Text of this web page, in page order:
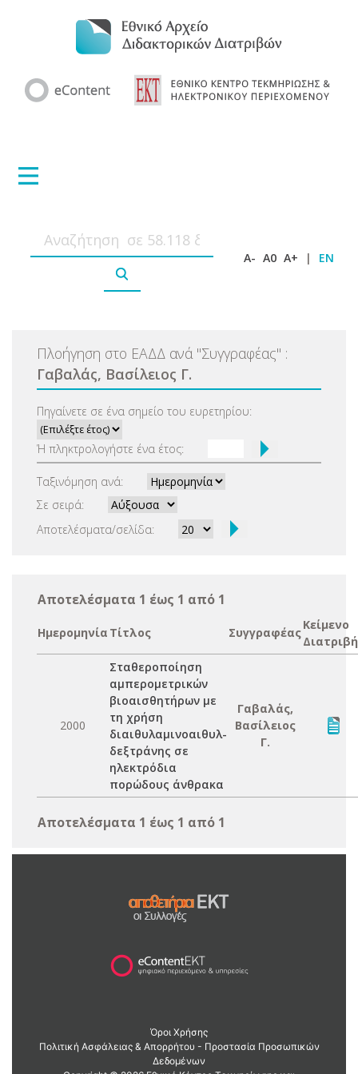
A- A0 A+ | EN
Πλοήγηση στο ΕΑΔΔ ανά "Συγγραφέας" :
Γαβαλάς, Βασίλειος Γ.
Πηγαίνετε σε ένα σημείο του ευρετηρίου:
Ή πληκτρολογήστε ένα έτος:
Ταξινόμηση ανά:
Σε σειρά:
Αποτελέσματα/σελίδα:
Αποτελέσματα 1 έως 1 από 1
Ημερομηνία Τίτλος Συγγραφέας
Κείμενο
2000
Σταθεροποίηση
αμπερομετρικών
βιοαισθητήρων με
τη χρήση
διαιθυλαμινοαιθυλ-
δεξτράνης σε
ηλεκτρόδια
πορώδους άνθρακα
Γαβαλάς,
Βασίλειος
Γ.
Αποτελέσματα 1 έως 1 από 1